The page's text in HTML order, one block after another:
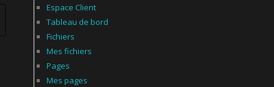
Espace Client
Tableau de bord
Fichiers
Mes fichiers
Pages
Mes pages